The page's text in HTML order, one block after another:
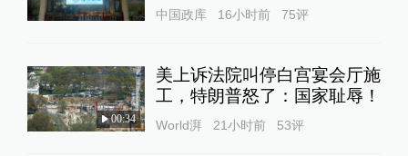
中国政库 16小时前 75评
00:34
美上诉法院叫停白宫宴会厅施
工，特朗普怒了：国家耻辱！
World湃 21小时前 53评